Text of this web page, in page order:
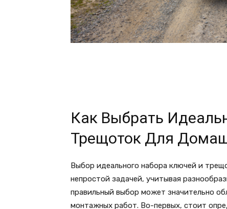
Как Выбрать
Трещоток Для
Выбор идеального набора ключей и
непростой задачей, учитывая
правильный выбор может значительно
монтажных работ. Во-первых, стоит